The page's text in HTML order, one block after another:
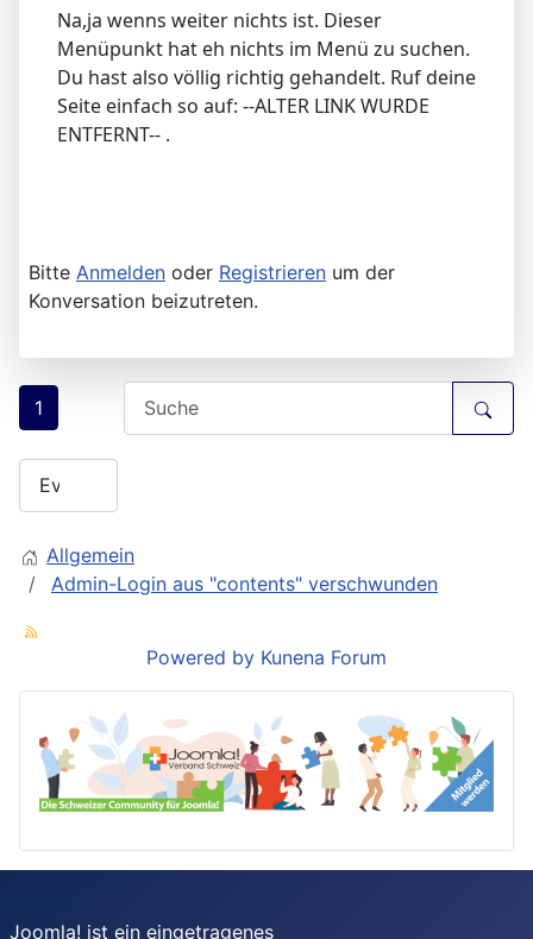
Na,ja wenns weiter nichts ist. Dieser
Menüpunkt hat eh nichts im Menü zu suchen.
Du hast also völlig richtig gehandelt. Ruf deine
Seite einfach so auf: --ALTER LINK WURDE
ENTFERNT-- .
Bitte Anmelden oder Registrieren um der
Konversation beizutreten.
1
Allgemein
Admin-Login aus "contents" verschwunden
Powered by Kunena Forum
Joomla! ist ein eingetragenes